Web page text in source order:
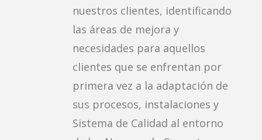
nuestros clientes, identificando
las áreas de mejora y
necesidades para aquellos
clientes que se enfrentan por
primera vez a la adaptación de
sus procesos, instalaciones y
Sistema de Calidad al entorno